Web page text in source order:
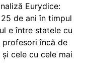
Eurydice:
de ani în timpul
e între statele cu
încă de
cele cu cele mai